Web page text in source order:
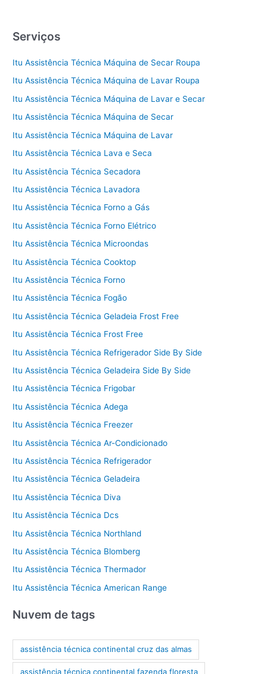
Serviços
Itu Assistência Técnica Máquina de Secar Roupa
Itu Assistência Técnica Máquina de Lavar Roupa
Itu Assistência Técnica Máquina de Lavar e Secar
Itu Assistência Técnica Máquina de Secar
Itu Assistência Técnica Máquina de Lavar
Itu Assistência Técnica Lava e Seca
Itu Assistência Técnica Secadora
Itu Assistência Técnica Lavadora
Itu Assistência Técnica Forno a Gás
Itu Assistência Técnica Forno Elétrico
Itu Assistência Técnica Microondas
Itu Assistência Técnica Cooktop
Itu Assistência Técnica Forno
Itu Assistência Técnica Fogão
Itu Assistência Técnica Geladeia Frost Free
Itu Assistência Técnica Frost Free
Itu Assistência Técnica Refrigerador Side By Side
Itu Assistência Técnica Geladeira Side By Side
Itu Assistência Técnica Frigobar
Itu Assistência Técnica Adega
Itu Assistência Técnica Freezer
Itu Assistência Técnica Ar-Condicionado
Itu Assistência Técnica Refrigerador
Itu Assistência Técnica Geladeira
Itu Assistência Técnica Diva
Itu Assistência Técnica Dcs
Itu Assistência Técnica Northland
Itu Assistência Técnica Blomberg
Itu Assistência Técnica Thermador
Itu Assistência Técnica American Range
Nuvem de tags
assistência técnica continental cruz das almas
assistência técnica continental fazenda floresta